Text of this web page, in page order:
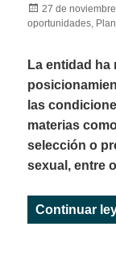
Posted
on
27 de
oportunidades
La entidad
las
materias
selección o
sexual, entre
Continuar